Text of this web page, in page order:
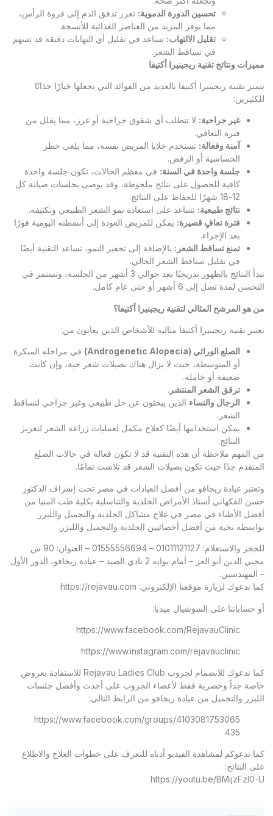
تحسين الدورة الدموية: تعزز تدفق الدم إلى فروة الرأس،
مما يوفر المزيد من العناصر الغذائية للأنسجة.
تقليل الالتهاب: تساعد في تقليل أي التهابات دقيقة قد تسهم
في تساقط الشعر.
مميزات ونتائج تقنية ريجينيرا أكتيفا
تتميز تقنية ريجينيرا أكتيفا بالعديد من الفوائد التي تجعلها خيارًا جذابًا
للكثيرين:
غير جراحية: لا تتطلب أي شقوق جراحية أو غرز، مما يقلل من
فترة التعافي.
آمنة وفعالة: تستخدم خلايا المريض نفسه، مما يلغي خطر
الحساسية أو الرفض.
جلسة واحدة في السنة: في معظم الحالات، تكون جلسة واحدة
كافية للحصول على نتائج ملحوظة، وقد يوصى بجلسات صيانة كل
12-18 شهرًا للحفاظ على النتائج.
نتائج طبيعية: تساعد على استعادة نمو الشعر الطبيعي وتكثيفه.
فترة تعافٍ قصيرة: يمكن للمريض العودة إلى أنشطته اليومية فورًا
بعد الإجراء.
تمنع تساقط الشعر : بالإضافة إلى تحفيز النمو، تساعد التقنية أيضًا
في تقليل تساقط الشعر الحالي.
تبدأ النتائج بالظهور تدريجيًا بعد حوالي 3 أشهر من الجلسة، وتستمر في
التحسن لمدة تصل إلى 6 أشهر أو حتى عام كامل.
من هو المرشح المثالي لتقنية ريجينيرا أكتيفا؟
تعتبر تقنية ريجينيرا أكتيفا مثالية للأشخاص الذين يعانون من:
الصلع الوراثي (Androgenetic Alopecia)
في مراحله المبكرة
أو المتوسطة، حيث لا يزال هناك بصيلات شعر حية، وإن كانت
ضعيفة أو خاملة.
ترقق الشعر المنتشر .
الرجال والنساء الذين يبحثون عن حل طبيعي وغير جراحي لتساقط
الشعر.
يمكن استخدامها أيضًا كعلاج مكمل لعمليات زراعة الشعر لتعزيز
النتائج.
من المهم ملاحظة أن هذه التقنية قد لا تكون فعالة في حالات الصلع
المتقدم جدًا حيث تكون بصيلات الشعر قد تلاشت تمامًا.
وتعتبر عيادة ريجافو من أفضل العيادات في مصر تحت إشراف الدكتور
حسن الفكهاني أستاذ الأمراض الجلدية والتناسلية بكلية طب المنيا من
أفضل الأطباء في مصر في علاج مشاكل الجلدية والتجميل والليزر
بواسطة نخبة من أفضل أخصائيين الجلدية والتجميل والليزر.
للحجز والاستعلام: 01011121127 – 01555556694 – العنوان: 90 ش
محيي الدين أبو العز – أمام بوابه 2 نادي الصيد – عيادة ريجافو، الدور الأول
– المهندسين.
كما ندعوك لزيارة موقعنا الإلكتروني: https://rejavau.com
أو حساباتنا على السوشيال ميديا:
https://www.facebook.com/RejavauClinic
https://www.instagram.com/rejavauclinic
كما ندعوك للانضمام لجروب Rejavau Ladies Club للاستفادة بعروض
خاصة جداً وحصرية فقط لأعضاء الجروب على أحدث وأفضل جلسات
الليزر والتجميل من عيادة ريجافو من الرابط التالي:
https://www.facebook.com/groups/4103081753065
435
كما ندعوكم لمشاهدة الفيديو أدناه للتعرف على خطوات العلاج والاطلاع
على النتائج:
https://youtu.be/BMijzFzl0-U